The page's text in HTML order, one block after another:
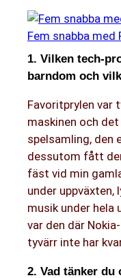
Fem snabba med
1. Vilken tech-
barndom och
Favoritprylen var
maskinen och
spelsamling, den
dessutom fått
fäst vid min
under uppväxten,
musik under hela
var den där
tyvärr inte har
2. Vad tänker